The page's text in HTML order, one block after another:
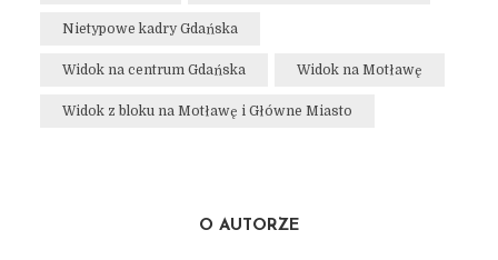
Nietypowe kadry Gdańska
Widok na centrum Gdańska Widok na Motławę
Widok z bloku na Motławę i Główne Miasto
O AUTORZE